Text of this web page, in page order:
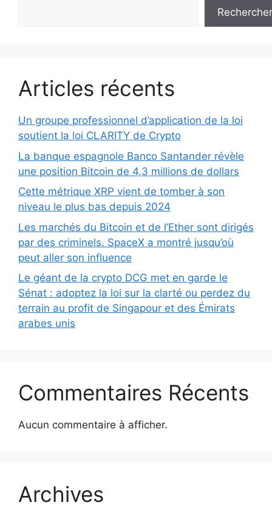
Rechercher
Articles récents
Un groupe professionnel d’application de la loi
soutient la loi CLARITY de Crypto
La banque espagnole Banco Santander révèle
une position Bitcoin de 4,3 millions de dollars
Cette métrique XRP vient de tomber à son
niveau le plus bas depuis 2024
Les marchés du Bitcoin et de l’Ether sont dirigés
par des criminels. SpaceX a montré jusqu’où
peut aller son influence
Le géant de la crypto DCG met en garde le
Sénat : adoptez la loi sur la clarté ou perdez du
terrain au profit de Singapour et des Émirats
arabes unis
Commentaires Récents
Aucun commentaire à afficher.
Archives